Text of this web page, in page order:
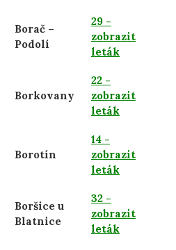
Borač –
Podolí
29 -
zobrazit
leták
Borkovany
22 -
zobrazit
leták
Borotín
14 -
zobrazit
leták
Boršice u
Blatnice
32 -
zobrazit
leták